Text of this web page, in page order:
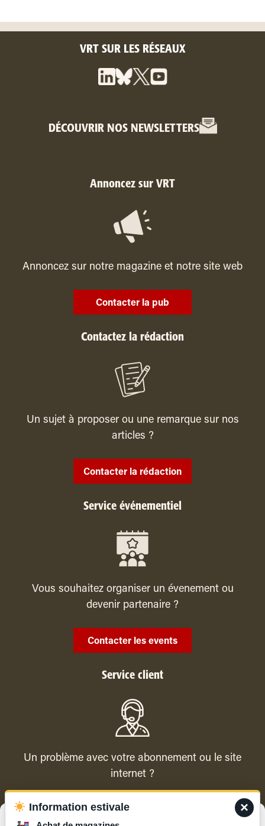
VRT SUR LES RÉSEAUX
DÉCOUVRIR NOS NEWSLETTERS
Annoncez sur VRT
Annoncez sur notre magazine et notre site web
Contacter la pub
Contactez la rédaction
Un sujet à proposer ou une remarque sur nos
articles ?
Contacter la rédaction
Service événementiel
Vous souhaitez organiser un évenement ou
devenir partenaire ?
Contacter les events
Service client
Un problème avec votre abonnement ou le site
internet ?
Contacter le service client ×
Information estivale